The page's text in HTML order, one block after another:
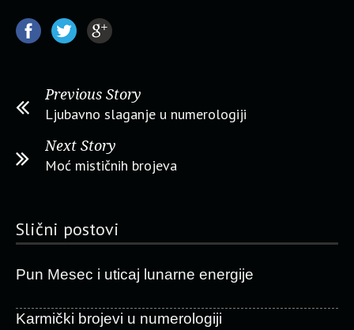
Previous Story
Ljubavno slaganje u numerologiji
Next Story
Moć mističnih brojeva
Slični postovi
Pun Mesec i uticaj lunarne energije
Karmički brojevi u numerologiji